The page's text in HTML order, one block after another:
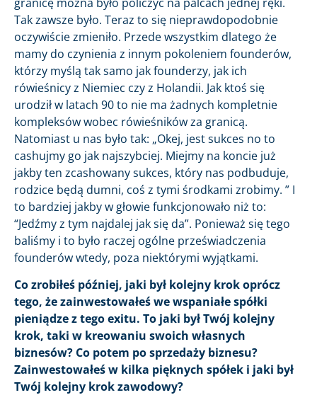
Tak zawsze było. Teraz to się nieprawdopodobnie
oczywiście zmieniło. Przede wszystkim dlatego że
mamy do czynienia z innym pokoleniem founderów,
którzy myślą tak samo jak founderzy, jak ich
rówieśnicy z Niemiec czy z Holandii. Jak ktoś się
urodził w latach 90 to nie ma żadnych kompletnie
kompleksów wobec rówieśników za granicą.
Natomiast u nas było tak: „Okej, jest sukces no to
cashujmy go jak najszybciej. Miejmy na koncie już
jakby ten zcashowany sukces, który nas podbuduje,
rodzice będą dumni, coś z tymi środkami zrobimy. ” I
to bardziej jakby w głowie funkcjonowało niż to:
“Jedźmy z tym najdalej jak się da”. Ponieważ się tego
baliśmy i to było raczej ogólne przeświadczenia
founderów wtedy, poza niektórymi wyjątkami.
Co zrobiłeś później, jaki był kolejny krok oprócz
tego, że zainwestowałeś we wspaniałe spółki
pieniądze z tego exitu. To jaki był Twój kolejny
krok, taki w kreowaniu swoich własnych
biznesów? Co potem po sprzedaży biznesu?
Zainwestowałeś w kilka pięknych spółek i jaki był
Twój kolejny krok zawodowy?